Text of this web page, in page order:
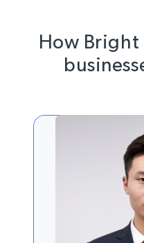
How Bright